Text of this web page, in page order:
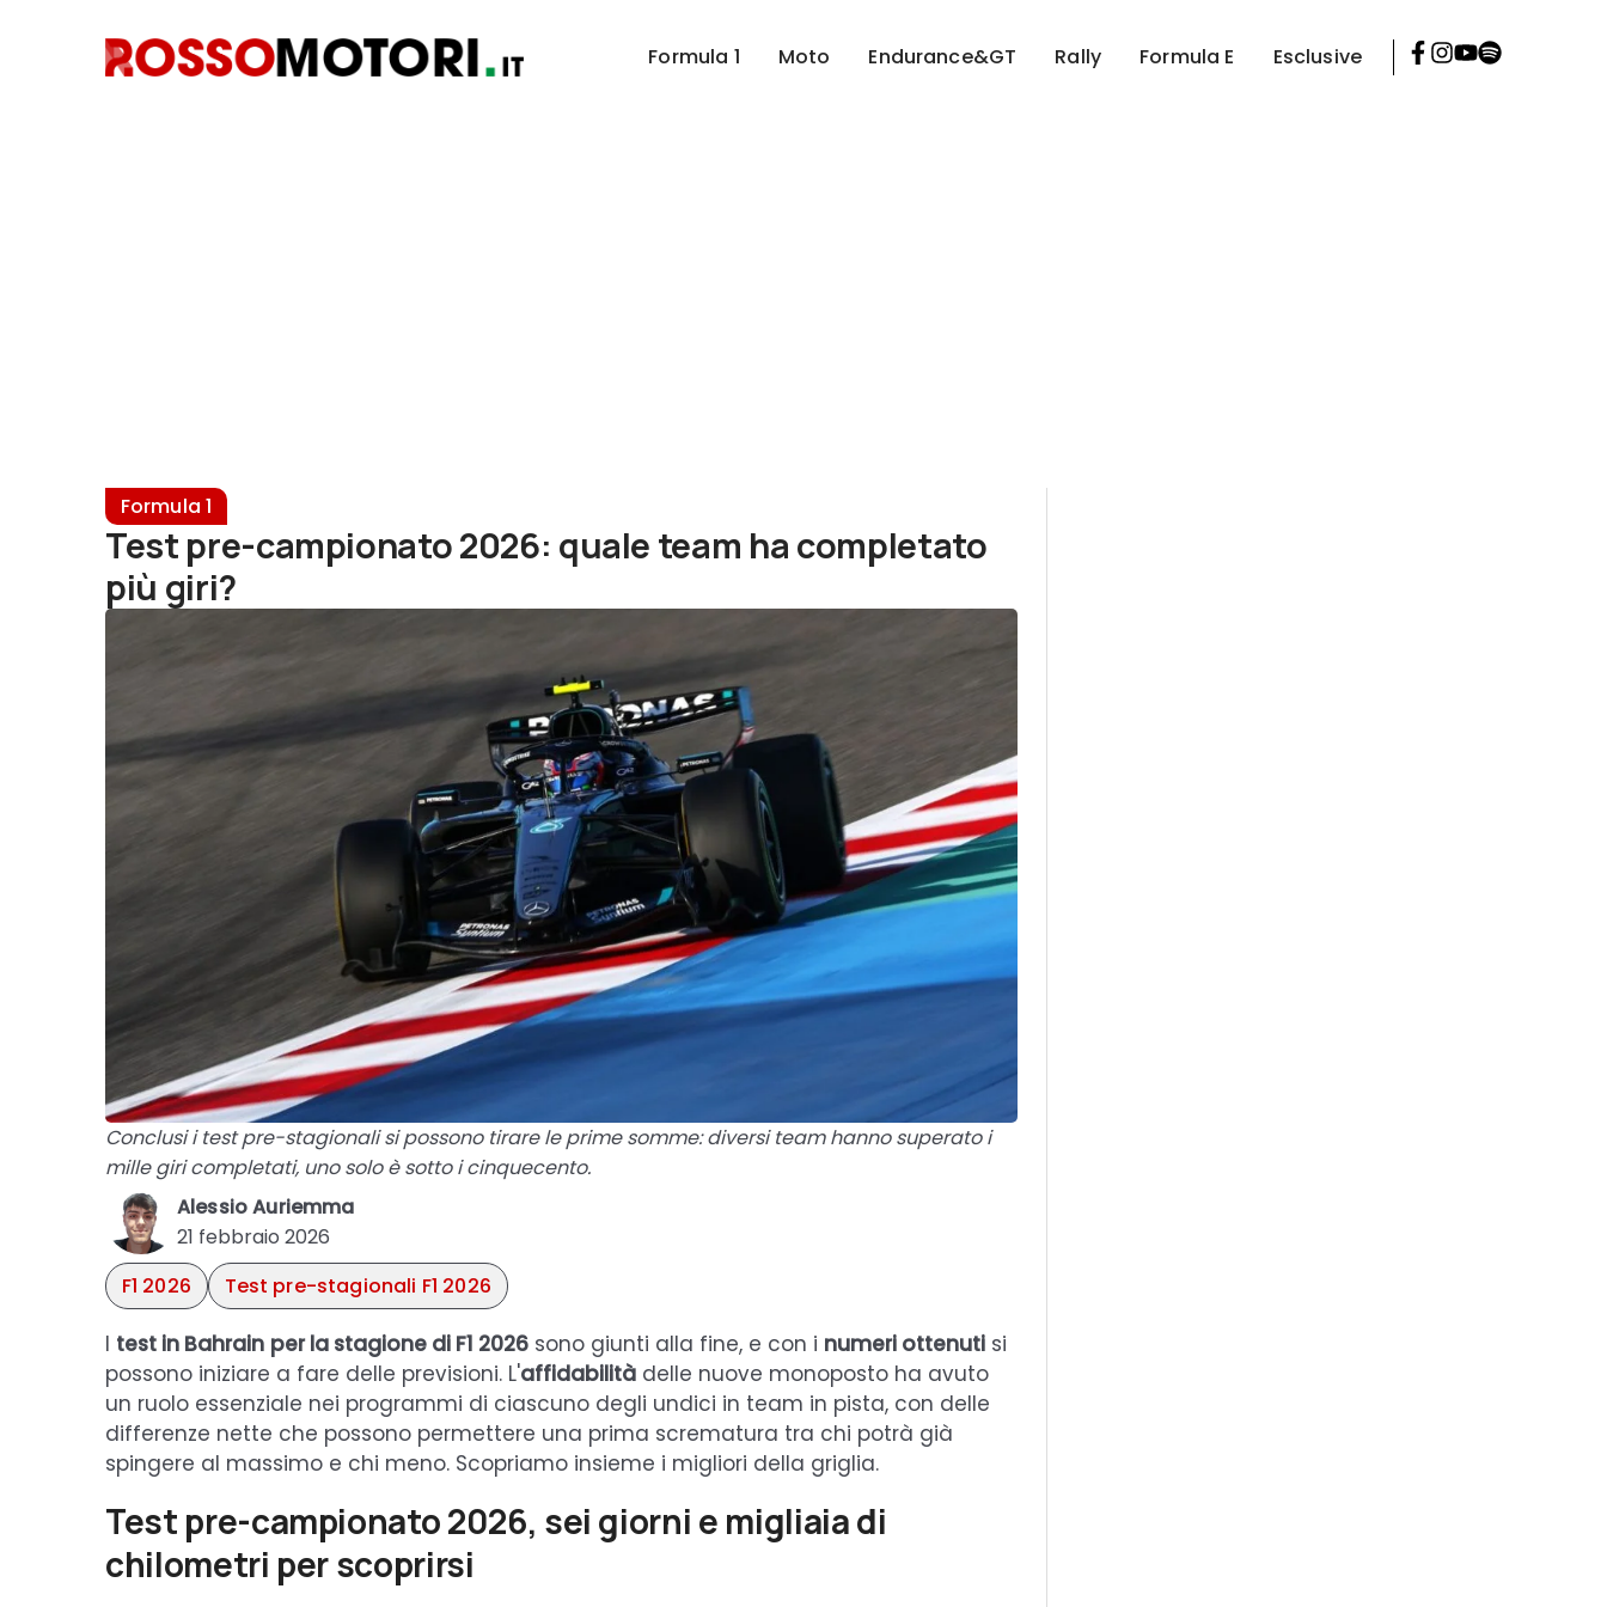
Formula 1 Moto Endurance&GT Rally Formula E Esclusive
Formula 1
Test pre-campionato 2026: quale team ha completato
più giri?
Conclusi i test pre-stagionali si possono tirare le prime somme: diversi team hanno superato i
mille giri completati, uno solo è sotto i cinquecento.
Alessio Auriemma
21 febbraio 2026
F1 2026
Test pre-stagionali F1 2026
I test in Bahrain per la stagione di F1 2026 sono giunti alla fine, e con i numeri ottenuti si
possono iniziare a fare delle previsioni. L'affidabilità delle nuove monoposto ha avuto
un ruolo essenziale nei programmi di ciascuno degli undici in team in pista, con delle
differenze nette che possono permettere una prima scrematura tra chi potrà già
spingere al massimo e chi meno. Scopriamo insieme i migliori della griglia.
Test pre-campionato 2026, sei giorni e migliaia di
chilometri per scoprirsi